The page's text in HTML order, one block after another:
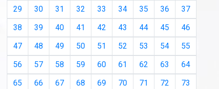
29
30 31 32 33 34 35 36
37
38
39 40 41 42 43 44 45
46
47
48 49 50 51 52 53 54
55
56
57 58 59 60 61 62 63
64
65
66 67 68 69 70 71 72
73